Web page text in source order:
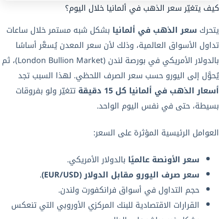
كيف يتغيّر سعر الذهب في ألمانيا خلال اليوم؟
يتحرك سعر الذهب في ألمانيا بشكل شبه مستمر خلال ساعات
تداول الأسواق العالمية، وذلك لأن سعر المعدن يُسعَّر أساسًا
بالدولار الأمريكي في بورصة لندن (London Bullion Market)، ثم
يُحوَّل إلى اليورو حسب سعر الصرف اللحظي. لهذا السبب تجد
أسعار الذهب في ألمانيا كل 15 دقيقة
تتغيّر ولو بفروقات
بسيطة، حتى في نفس اليوم الواحد.
العوامل الرئيسية المؤثرة على السعر:
سعر الأونصة عالميًا بالدولار الأمريكي.
سعر صرف اليورو مقابل الدولار (EUR/USD)
.
حجم التداول في أسواق فرانكفورت ولندن.
القرارات الاقتصادية للبنك المركزي الأوروبي التي تنعكس